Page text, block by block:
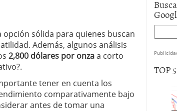
sólida para quienes buscan
Además, algunos análisis
2,800 dólares por onzaa corto
tener en cuenta los
comparativamente bajo
antes de tomar una
TOP